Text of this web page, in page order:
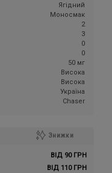
Ягідний
Моносмак
2
3
0
0
50 мг
Висока
Висока
Україна
Chaser
Знижки
ВІД 90 ГРН
ВІД 110 ГРН